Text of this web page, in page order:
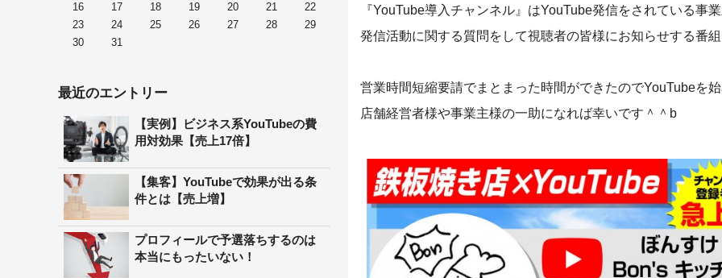
『YouTube導入チャンネル』はYouTube発信をされている事
発信活動に関する質問をして視聴者の皆様にお知らせする番
営業時間短縮要請でまとまった時間ができたのでYouTubeを
店舗経営者様や事業主様の一助になれば幸いです＾＾b
16
17 18 19 20 21
22
23
24 25 26 27 28
29
30
31
最近のエントリー
【実例】ビジネス系YouTubeの費
用対効果【売上17倍】
【集客】YouTubeで効果が出る条
件とは【売上増】
プロフィールで予選落ちするのは
本当にもったいない！